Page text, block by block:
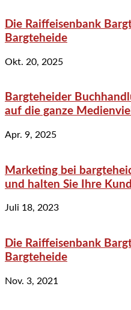
Die Raiffeisenbank
Bargteheide
Okt. 20, 2025
Bargteheider
auf die ganze
Apr. 9, 2025
Marketing bei
und halten Sie Ihre
Juli 18, 2023
Die Raiffeisenbank
Bargteheide
Nov. 3, 2021